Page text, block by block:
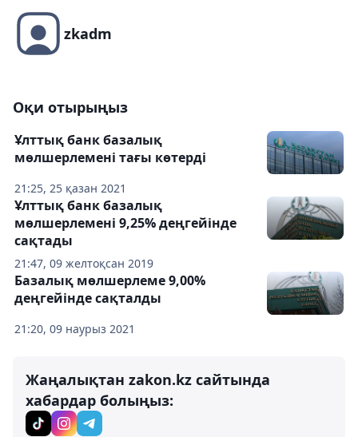
zkadm
Оқи отырыңыз
21:25, 25 қазан 2021
Ұлттық банк базалық
мөлшерлемені тағы көтерді
21:47, 09 желтоқсан 2019
Ұлттық банк базалық
мөлшерлемені 9,25% деңгейінде
сақтады
21:20, 09 наурыз 2021
Базалық мөлшерлеме 9,00%
деңгейінде сақталды
Жаңалықтан zakon.kz сайтында
хабардар болыңыз: